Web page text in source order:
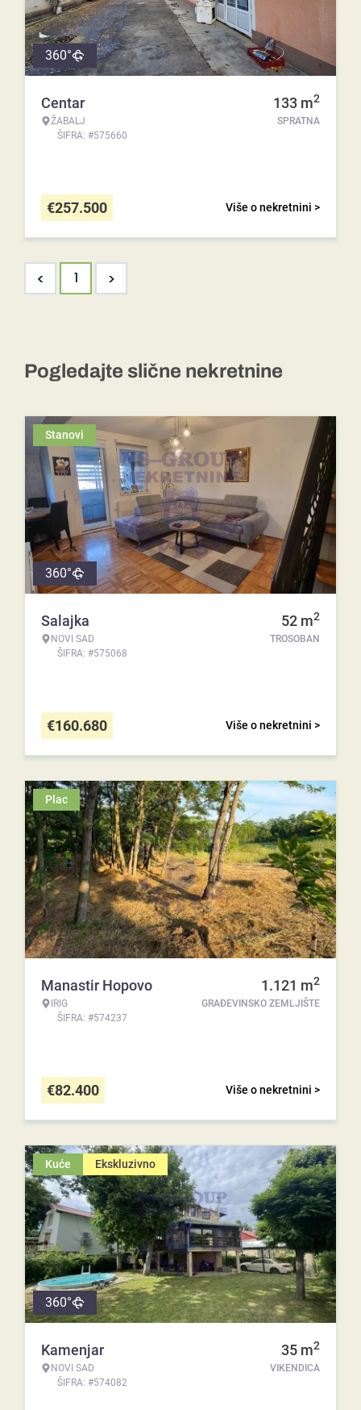
360°
Centar
ŽABALJ
ŠIFRA: #575660
133 m2
SPRATNA
Više o nekretnini >
€257.500
< 1 >
Pogledajte slične nekretnine
Stanovi
360°
Salajka
NOVI SAD
ŠIFRA: #575068
52 m2
TROSOBAN
Više o nekretnini >
€160.680
Plac
Manastir Hopovo
IRIG
ŠIFRA: #574237
1.121 m2
GRAĐEVINSKO ZEMLJIŠTE
Više o nekretnini >
€82.400
Kuće Ekskluzivno
360°
Kamenjar
NOVI SAD
ŠIFRA: #574082
35 m2
VIKENDICA